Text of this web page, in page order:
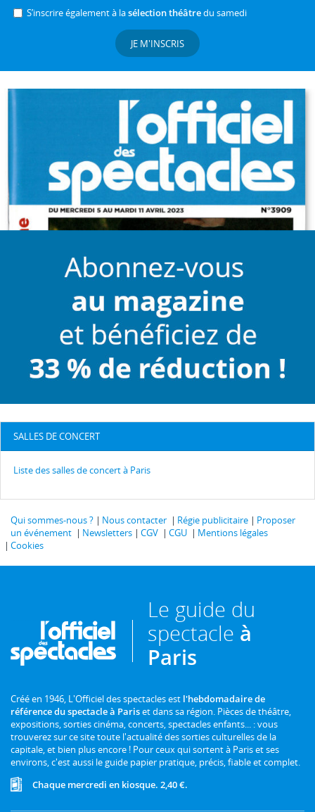
S’inscrire également à lasélection théâtredu samedi
JE M'INSCRIS
SALLES DE CONCERT
Liste des salles de concert à Paris
Qui sommes-nous ? Nous contacter Régie publicitaire
Proposer
un événement
Newsletters CGV CGU
Mentions légales
Cookies
Le guide du
spectacle à
Paris
Créé en 1946, L'Officiel des spectacles est l'hebdomadaire de
référence du spectacle à Pariset dans sa région. Pièces de théâtre,
expositions, sorties cinéma, concerts, spectacles enfants... : vous
trouverez sur ce site toute l'actualité des sorties culturelles de la
capitale, et bien plus encore ! Pour ceux qui sortent à Paris et ses
environs, c'est aussi le guide papier pratique, précis, fiable et complet.
Chaque mercredi en kiosque. 2,40 €.